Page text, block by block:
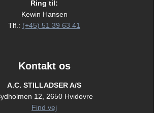
Ring til:
Kewin Hansen
Tlf.: (+45) 51 39 63 41
Kontakt os
A.C. STILLADSER A/S
12, 2650 Hvidovre
Find vej